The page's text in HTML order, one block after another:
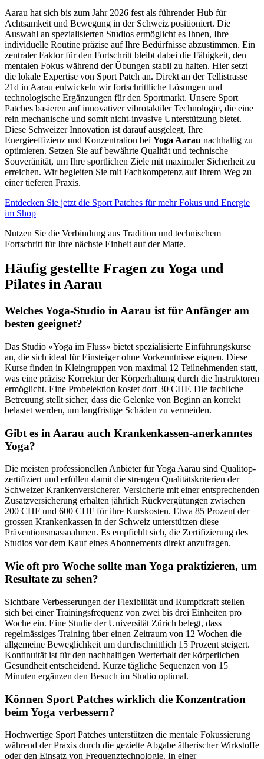
Aarau hat sich bis zum Jahr 2026 fest als führender Hub für
Achtsamkeit und Bewegung in der Schweiz positioniert. Die
Auswahl an spezialisierten Studios ermöglicht es Ihnen, Ihre
individuelle Routine präzise auf Ihre Bedürfnisse abzustimmen. Ein
zentraler Faktor für den Fortschritt bleibt dabei die Fähigkeit, den
mentalen Fokus während der Übungen stabil zu halten. Hier setzt
die lokale Expertise von Sport Patch an. Direkt an der Tellistrasse
21d in Aarau entwickeln wir fortschrittliche Lösungen und
technologische Ergänzungen für den Sportmarkt. Unsere Sport
Patches basieren auf innovativer vibrotaktiler Technologie, die eine
rein mechanische und somit nicht-invasive Unterstützung bietet.
Diese Schweizer Innovation ist darauf ausgelegt, Ihre
Energieeffizienz und Konzentration bei Yoga Aarau nachhaltig zu
optimieren. Setzen Sie auf bewährte Qualität und technische
Souveränität, um Ihre sportlichen Ziele mit maximaler Sicherheit zu
erreichen. Wir begleiten Sie mit Fachkompetenz auf Ihrem Weg zu
einer tieferen Praxis.
Entdecken Sie jetzt die Sport Patches für mehr Fokus und Energie
im Shop
Nutzen Sie die Verbindung aus Tradition und technischem
Fortschritt für Ihre nächste Einheit auf der Matte.
Häufig gestellte Fragen zu Yoga und
Pilates in Aarau
Welches Yoga-Studio in Aarau ist für Anfänger am
besten geeignet?
Das Studio «Yoga im Fluss» bietet spezialisierte Einführungskurse
an, die sich ideal für Einsteiger ohne Vorkenntnisse eignen. Diese
Kurse finden in Kleingruppen von maximal 12 Teilnehmenden statt,
was eine präzise Korrektur der Körperhaltung durch die Instruktoren
ermöglicht. Eine Probelektion kostet dort 30 CHF. Die fachliche
Betreuung stellt sicher, dass die Gelenke von Beginn an korrekt
belastet werden, um langfristige Schäden zu vermeiden.
Gibt es in Aarau auch Krankenkassen-anerkanntes
Yoga?
Die meisten professionellen Anbieter für Yoga Aarau sind Qualitop-
zertifiziert und erfüllen damit die strengen Qualitätskriterien der
Schweizer Krankenversicherer. Versicherte mit einer entsprechenden
Zusatzversicherung erhalten jährlich Rückvergütungen zwischen
200 CHF und 600 CHF für ihre Kurskosten. Etwa 85 Prozent der
grossen Krankenkassen in der Schweiz unterstützen diese
Präventionsmassnahmen. Es empfiehlt sich, die Zertifizierung des
Studios vor dem Kauf eines Abonnements direkt anzufragen.
Wie oft pro Woche sollte man Yoga praktizieren, um
Resultate zu sehen?
Sichtbare Verbesserungen der Flexibilität und Rumpfkraft stellen
sich bei einer Trainingsfrequenz von zwei bis drei Einheiten pro
Woche ein. Eine Studie der Universität Zürich belegt, dass
regelmässiges Training über einen Zeitraum von 12 Wochen die
allgemeine Beweglichkeit um durchschnittlich 15 Prozent steigert.
Kontinuität ist für den nachhaltigen Werterhalt der körperlichen
Gesundheit entscheidend. Kurze tägliche Sequenzen von 15
Minuten ergänzen den Besuch im Studio optimal.
Können Sport Patches wirklich die Konzentration
beim Yoga verbessern?
Hochwertige Sport Patches unterstützen die mentale Fokussierung
während der Praxis durch die gezielte Abgabe ätherischer Wirkstoffe
oder den Einsatz von Frequenztechnologie. In einer